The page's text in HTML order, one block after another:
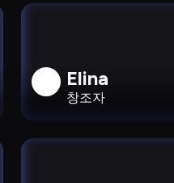
Elina
창조자